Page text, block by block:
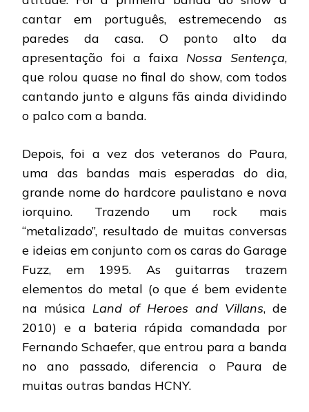
cantar em português, estremecendo as
paredes da casa. O ponto alto da
apresentação foi a faixa Nossa Sentença,
que rolou quase no final do show, com todos
cantando junto e alguns fãs ainda dividindo
o palco com a banda.
Depois, foi a vez dos veteranos do Paura,
uma das bandas mais esperadas do dia,
grande nome do hardcore paulistano e nova
iorquino. Trazendo um rock mais
“metalizado”, resultado de muitas conversas
e ideias em conjunto com os caras do Garage
Fuzz, em 1995. As guitarras trazem
elementos do metal (o que é bem evidente
na música Land of Heroes and Villans, de
2010) e a bateria rápida comandada por
Fernando Schaefer, que entrou para a banda
no ano passado, diferencia o Paura de
muitas outras bandas HCNY.